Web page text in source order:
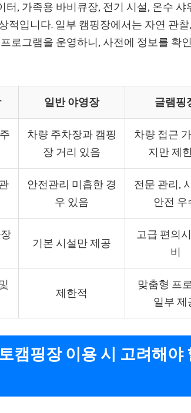
, 가족용 바비큐장, 전기 시설, 온수 샤
적입니다. 일부 캠핑장에서는 자연 관찰
로그램을 운영하니, 사전에 정보를 확
일반 야영장 글램핑
차량 주차장과 캠핑
장 거리 있음
차량 접근
지만 제
안전관리 미흡한 경
우 있음
전문 관리,
안전 우
기본 시설만 제공
고급 편의
비
제한적
맞춤형 프
일부 제
캠핑장 이용 시 고려해야